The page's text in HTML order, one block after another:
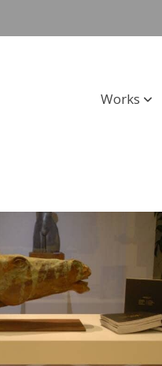
Works